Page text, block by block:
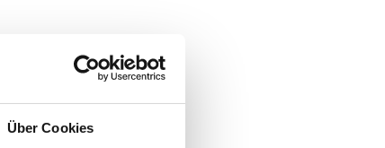
Über Cookies